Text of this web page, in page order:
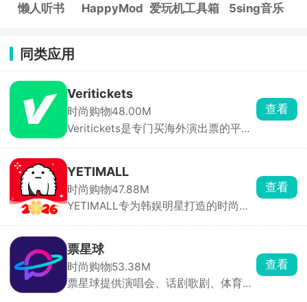
懒人听书 HappyMod 爱玩机工具箱 5sing音乐
同类应用
Veritickets
时尚购物48.00M
Veritickets是专门买海外演出票的平
方便。承诺假票 / 无法入场全额退款 +
赔票价，电子票直接存在APP里，现场
扫码进。适合经常看港澳台、日韩、欧
美演唱会，怕买到假票、嫌官方难抢的
查看
YETIMALL
时尚购物47.88M
YETIMALL专为韩娱明星打造的时尚周
周边产品，全平台有保障，商品类别分
类详细，能够购买到心仪的物品，多件
商品一起购买还有优惠哟，更有独特的
签名礼物免费送，一键下单，48小时内
查看
票星球
时尚购物53.38M
票星球提供演唱会、话剧歌剧、体育赛
查看